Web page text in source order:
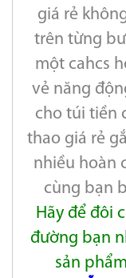
giá rẻ
trên từng
một cahcs
vẻ năng
cho túi tiền
thao giá rẻ
nhiều hoàn
cùng bạn
Hãy để đôi
đường bạn
sản